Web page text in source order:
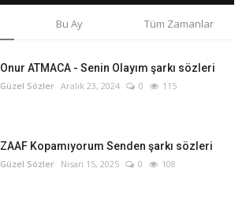
Bu Ay Tüm Zamanlar
Onur ATMACA - Senin Olayım şarkı sözleri
Güzel Sözler Aralık 23, 2024 0 115
ZAAF Kopamıyorum Senden şarkı sözleri
Güzel Sözler Nisan 15, 2025 0 108